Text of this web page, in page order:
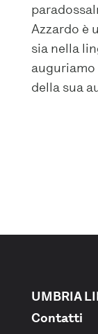
Azzardo è
sia nella
della sua
UMBRIA
Contatti